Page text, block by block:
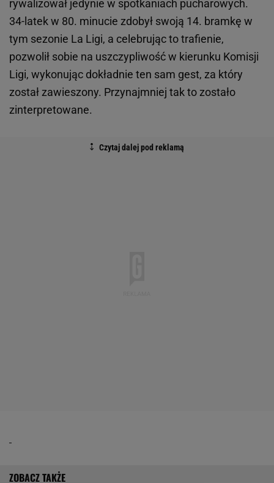
rywalizował jedynie w spotkaniach pucharowych.
34-latek w 80. minucie zdobył swoją 14. bramkę w
tym sezonie La Ligi, a celebrując to trafienie,
pozwolił sobie na uszczypliwość w kierunku Komisji
Ligi, wykonując dokładnie ten sam gest, za który
został zawieszony. Przynajmniej tak to zostało
zinterpretowane.